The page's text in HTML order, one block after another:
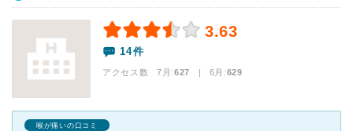
3.63
14件
アクセス数 7月:627 | 6月:629
喉が痛いの口コミ